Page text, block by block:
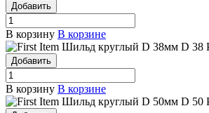
Добавить
В корзину В корзине
Шильд круглый D 38мм D 38
Добавить
В корзину В корзине
Шильд круглый D 50мм D 50